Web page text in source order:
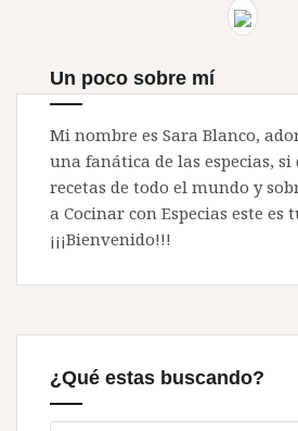
Un poco sobre mí
Mi nombre es Sara Blanco,
una fanática de las especias,
recetas de todo el mundo y
a Cocinar con Especias este es
¡¡¡Bienvenido!!!
¿Qué estas buscando?